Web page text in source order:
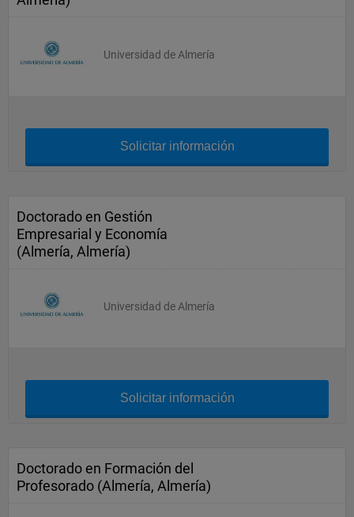
Universidad de Almería
Solicitar información
Doctorado en Gestión
Empresarial y Economía
(Almería, Almería)
Universidad de Almería
Solicitar información
Doctorado en Formación del
Profesorado (Almería, Almería)